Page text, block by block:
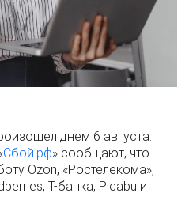
днем 6 августа.
Сбой.рф» сообщают, что
Ozon, «Ростелекома»,
Т-банка, Picabu и